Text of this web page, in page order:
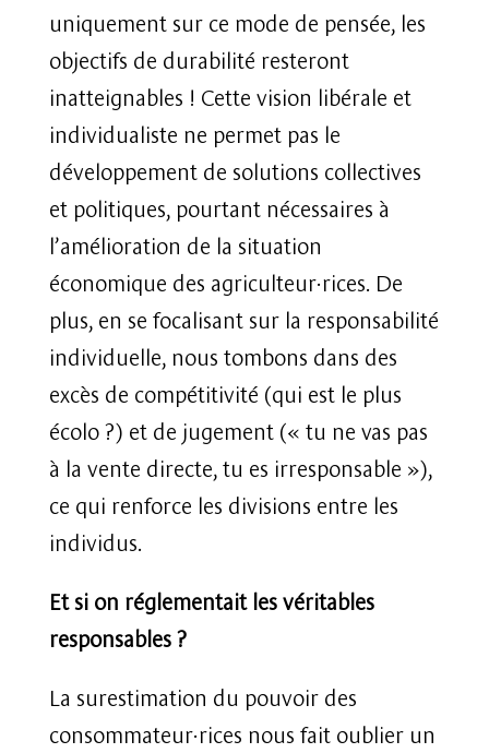
uniquement sur ce mode de pensée, les
objectifs de durabilité resteront
inatteignables ! Cette vision libérale et
individualiste ne permet pas le
développement de solutions collectives
et politiques, pourtant nécessaires à
l’amélioration de la situation
économique des agriculteur·rices. De
plus, en se focalisant sur la responsabilité
individuelle, nous tombons dans des
excès de compétitivité (qui est le plus
écolo ?) et de jugement (« tu ne vas pas
à la vente directe, tu es irresponsable »),
ce qui renforce les divisions entre les
individus.
Et si on réglementait les véritables
responsables ?
La surestimation du pouvoir des
consommateur·rices nous fait oublier un